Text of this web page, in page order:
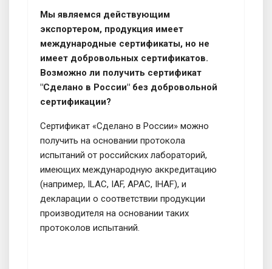
Мы являемся действующим
экспортером, продукция имеет
международные сертификаты, но не
имеет добровольных сертификатов.
Возможно ли получить сертификат
"Сделано в России" без добровольной
сертификации?
Сертификат «Сделано в России» можно
получить на основании протокола
испытаний от российских лабораторий,
имеющих международную аккредитацию
(например, ILAC, IAF, APAC, IHAF), и
декларации о соответствии продукции
производителя на основании таких
протоколов испытаний.